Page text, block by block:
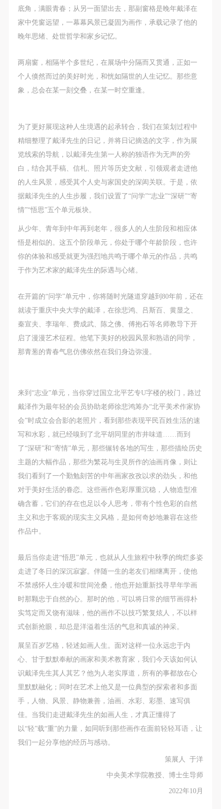
底角，满眼青春；从另一面望出去，那副窗格是晚年戴泽在
家中凭窗远望，一幕幕风景已凝固为画作，承载记录了他的
晚年思绪、处世哲学和家乡记忆。
两扇窗，相隔半个多世纪，在展场中分隔而又贯通，正如一
个人倏然而过的美好时光，和恍如隔世的人生记忆。那些意
象，总会在某一刻交叠，在某一时空重逢。
为了更好展现这种人生境遇的起承转合，我们在策划过程中
精细整理了戴泽先生的日记，并将日记摘选的文字，作为展
览线索的导航，以戴泽先生第一人称的独语作为无声的旁
白，结合其手稿、信札、照片等历史文献，引领观者走进他
的人生风景，感受其个人史与家国史的深闳关联。于是，依
据戴泽先生的人生步履，我们设置了“问学”“志业”“深研”“寄
情”“悟思”五个单元板块。
从少年、青年到中年再到老年，很多人的人生阶段和相应体
悟是相似的。这五个阶段单元，你处于哪个年龄阶段，也许
你的体验和感受就更为强烈地共鸣于哪个单元的作品，共鸣
于作为艺术家的戴泽先生的际遇与心绪。
在开篇的“问学”单元中，你将随时光隧道穿越到80年前，还在
就读于重庆中央大学的戴泽，在徐悲鸿、吕斯百、黄显之、
秦宣夫、李瑞年、费成武、陈之佛、傅抱石等名师教导下开
启了漫漫艺术征程。他笔下美好的校园风景和熟谙的同学，
那青葱的青春气息仿佛依然在我们身边弥漫。
来到“志业”单元，当你穿过国立北平艺专U字楼的校门，路过
戴泽作为最年轻的会员协助老师徐悲鸿筹办“北平美术作家协
会”时成立会合影的老照片，看到那些表现平民百姓生活的速
写和水彩，就已经嗅到了北平胡同里的市井味道……而到
了“深研”和“寄情”单元，那些辗转各地的写生，那些描绘历史
主题的大幅作品，那些为繁花与生灵所作的油画肖像，则让
我们看到了一个勤勉刻苦的中年画家孜孜以求的劲头，和他
对于美好生活的眷恋。这些画作色彩厚重沉稳，人物造型准
确含蓄，它们的存在也足以令人思考，带有个性色彩的自然
主义和忠于客观的现实主义风格，是如何奇妙地兼容在这些
作品中。
最后当你走进“悟思”单元，也就从人生旅程中秋季的绚烂多姿
走进了冬日的深沉寂寥。伴随一生的老友们相继离开，使他
不禁感怀人生冷暖和世间沧桑，他也开始重新找寻早年学画
时那颗忠于自然的心。那时的他，可以将日常的细节画得朴
实笃定而又饶有滋味，他的画作不以技巧繁复炫人，不以样
式创新抢眼，却总是洋溢着生活的气息和真诚的神采。
展呈百岁艺格，轻述如画人生。面对这样一位永远忠于内
心、甘于默默奉献的画家和美术教育家，我们今天该如何认
识戴泽先生其人其艺？他为人老实厚道，所有的事都放在心
里默默融化；同时在艺术上他又是一位典型的探索者和多面
手，人物、风景、静物兼善，油画、水彩、彩墨、速写俱
佳。当我们走进戴泽先生的如画人生，才真正懂得了
以“轻”载“重”的力量，如同听到那些画作在面前轻轻耳语，让
我们一起分享他的经历与感动。
策展人 于洋
中央美术学院教授、博士生导师
2022年10月
术的空间氛围，竭诚与各单位、企业、机构、艺术家
和观众进行良好互动。以学院的学术研究为基础，积
极策划国际、国内多视角、多领域的展览、论坛及公
提供一个交流、学习、展示的平台。作为一家公益性
单位，其开展的公共教育活动以学术性和公益性为
主。
二、拍摄内容、使用形式、使用地域范围
（1）、拍摄内容 乙方拍摄的带有甲方肖像的作品内
容包括：①中央美术学院美术馆②中央美术学院校园
内○3由中央美术学院公共教育部策划或执行的一切活
动。
（2）、使用形式 用于中央美术学院图书出版、销售
附带光盘及宣传资料。
（3）、使用地域范围
适用地域范围包括国内和国外。
使用肖像的媒介限于不损害甲方肖像权的任何媒介
（如杂志、网络等）。
永久使用。
四、许可使用费用
带有甲方肖像作品的拍摄费用由乙方承担。
乙方于拍摄完带有甲方肖像的作品无需支付甲方任何
费用。
本协议的补充协议，并不得违反相关法律法规规定。
（2）、本协议自甲乙双方签字（盖章）、勾选之日
起生效。
（3）、本协议包括纸质档和电子档，纸质档—式二
份，甲乙双方各执一份，均具有同等法律效力。
活动参与者意味着接受并承担本协议的全部义务，未
同意者意味着放弃参加此次活动的权利。凡参加这次
活动前，必须事先与自己的家属沟通，取得家属同
意，同时知晓并同意本免责声明。参加者签名/勾选
后，视作其家属也已知晓并同意。
我已认真阅读上述条款，并且同意。
术的空间氛围，竭诚与各单位、企业、机构、艺术家
和观众进行良好互动。以学院的学术研究为基础，积
极策划国际、国内多视角、多领域的展览、论坛及公
提供一个交流、学习、展示的平台。作为一家公益性
单位，其开展的公共教育活动以学术性和公益性为
主。
二、拍摄内容、使用形式、使用地域范围
（1）、拍摄内容 乙方拍摄的带有甲方肖像的作品内
容包括：①中央美术学院美术馆②中央美术学院校园
内○3由中央美术学院公共教育部策划或执行的一切活
动。
（2）、使用形式 用于中央美术学院图书出版、销售
附带光盘及宣传资料。
（3）、使用地域范围
适用地域范围包括国内和国外。
使用肖像的媒介限于不损害甲方肖像权的任何媒介
（如杂志、网络等）。
永久使用。
四、许可使用费用
带有甲方肖像作品的拍摄费用由乙方承担。
乙方于拍摄完带有甲方肖像的作品无需支付甲方任何
费用。
本协议的补充协议，并不得违反相关法律法规规定。
（2）、本协议自甲乙双方签字（盖章）、勾选之日
起生效。
（3）、本协议包括纸质档和电子档，纸质档—式二
份，甲乙双方各执一份，均具有同等法律效力。
活动参与者意味着接受并承担本协议的全部义务，未
同意者意味着放弃参加此次活动的权利。凡参加这次
活动前，必须事先与自己的家属沟通，取得家属同
意，同时知晓并同意本免责声明。参加者签名/勾选
后，视作其家属也已知晓并同意。
我已认真阅读上述条款，并且同意。
术的空间氛围，竭诚与各单位、企业、机构、艺术家
和观众进行良好互动。以学院的学术研究为基础，积
极策划国际、国内多视角、多领域的展览、论坛及公
提供一个交流、学习、展示的平台。作为一家公益性
单位，其开展的公共教育活动以学术性和公益性为
主。
二、拍摄内容、使用形式、使用地域范围
（1）、拍摄内容 乙方拍摄的带有甲方肖像的作品内
容包括：①中央美术学院美术馆②中央美术学院校园
内○3由中央美术学院公共教育部策划或执行的一切活
动。
（2）、使用形式 用于中央美术学院图书出版、销售
附带光盘及宣传资料。
（3）、使用地域范围
适用地域范围包括国内和国外。
使用肖像的媒介限于不损害甲方肖像权的任何媒介
（如杂志、网络等）。
永久使用。
四、许可使用费用
带有甲方肖像作品的拍摄费用由乙方承担。
乙方于拍摄完带有甲方肖像的作品无需支付甲方任何
费用。
本协议的补充协议，并不得违反相关法律法规规定。
（2）、本协议自甲乙双方签字（盖章）、勾选之日
起生效。
（3）、本协议包括纸质档和电子档，纸质档—式二
份，甲乙双方各执一份，均具有同等法律效力。
活动参与者意味着接受并承担本协议的全部义务，未
同意者意味着放弃参加此次活动的权利。凡参加这次
活动前，必须事先与自己的家属沟通，取得家属同
意，同时知晓并同意本免责声明。参加者签名/勾选
后，视作其家属也已知晓并同意。
我已认真阅读上述条款，并且同意。
快捷登录 帐号密码登录